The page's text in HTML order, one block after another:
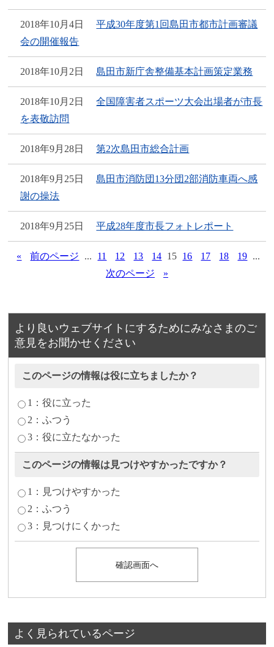
2018年10月4日
平成30年度第1回島田市都市計画審議
会の開催報告
2018年10月2日 島田市新庁舎整備基本計画策定業務
2018年10月2日
全国障害者スポーツ大会出場者が市長
を表敬訪問
2018年9月28日 第2次島田市総合計画
2018年9月25日
島田市消防団13分団2部消防車両へ感
謝の操法
2018年9月25日 平成28年度市長フォトレポート
« 前のページ ... 11 12 13 14 15 16 17 18 19 ...
次のページ
»
より良いウェブサイトにするためにみなさまのご
意見をお聞かせください
このページの情報は役に立ちましたか？
1：役に立った
2：ふつう
3：役に立たなかった
このページの情報は見つけやすかったですか？
1：見つけやすかった
2：ふつう
3：見つけにくかった
よく見られているページ